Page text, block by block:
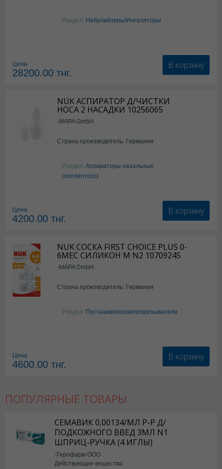
Раздел: Небулайзеры/Ингаляторы
Цена
28200.00 тнг.
В корзину
NUK АСПИРАТОР Д/ЧИСТКИ
НОСА 2 НАСАДКИ 10256065
-MAPA GmbH
Страна производитель: Германия
Раздел: Аспираторы назальные
(соплеотсос)
Цена
4200.00 тнг.
В корзину
NUK СОСКА FIRST CHOICE PLUS 0-
6МЕС СИЛИКОН M N2 10709245
-MAPA GmbH
Страна производитель: Германия
Раздел: Пустышки/соски/прорезыватели
Цена
4600.00 тнг.
В корзину
ПОПУЛЯРНЫЕ ТОВАРЫ
СЕМАВИК 0,00134/МЛ Р-Р Д/
ПОДКОЖНОГО ВВЕД 3МЛ N1
ШПРИЦ-РУЧКА (4 ИГЛЫ)
-Герофарм ООО
Действующие вещества: